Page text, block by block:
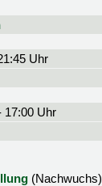
Uhr
17:00 Uhr
(Nachwuchs)